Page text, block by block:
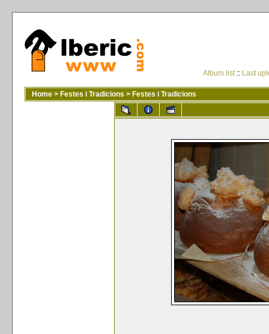
Album list:: Last
Home > Festes i Tradicions > Festes i Tradicions